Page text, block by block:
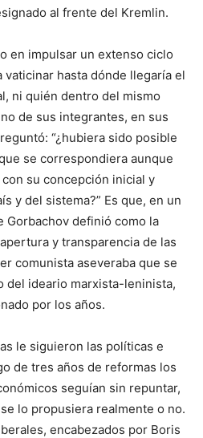
al frente del Kremlin.
en impulsar un extenso ciclo
hasta dónde llegaría el
ni quién dentro del mismo
de sus integrantes, en sus
“¿hubiera sido posible
se correspondiera aunque
su concepción inicial y
y del sistema?” Es que, en un
Gorbachov definió como la
y transparencia de las
comunista aseveraba que se
del ideario marxista-leninista,
por los años.
le siguieron las políticas e
de tres años de reformas los
seguían sin repuntar,
lo propusiera realmente o no.
encabezados por Boris